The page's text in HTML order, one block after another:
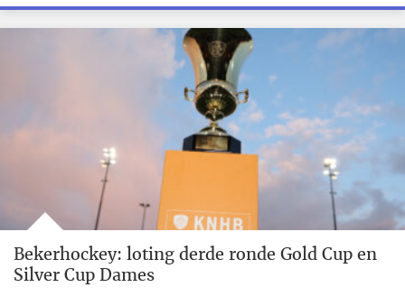
Bekerhockey: loting derde ronde Gold Cup en
Silver Cup Dames